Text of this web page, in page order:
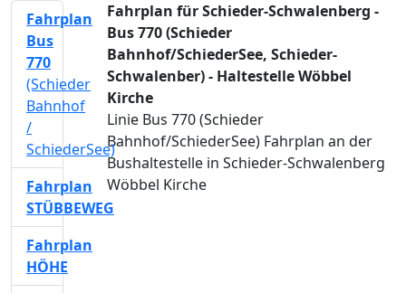
Fahrplan für Schieder-Schwalenberg -
Bus 770 (Schieder
Bahnhof/SchiederSee, Schieder-
Schwalenber) - Haltestelle Wöbbel
Kirche
Linie Bus 770 (Schieder
Bahnhof/SchiederSee) Fahrplan an der
Bushaltestelle in Schieder-Schwalenberg
Wöbbel Kirche
Fahrplan
Bus
770
(Schieder
Bahnhof
/
SchiederSee)
Fahrplan
STÜBBEWEG
Fahrplan
HÖHE